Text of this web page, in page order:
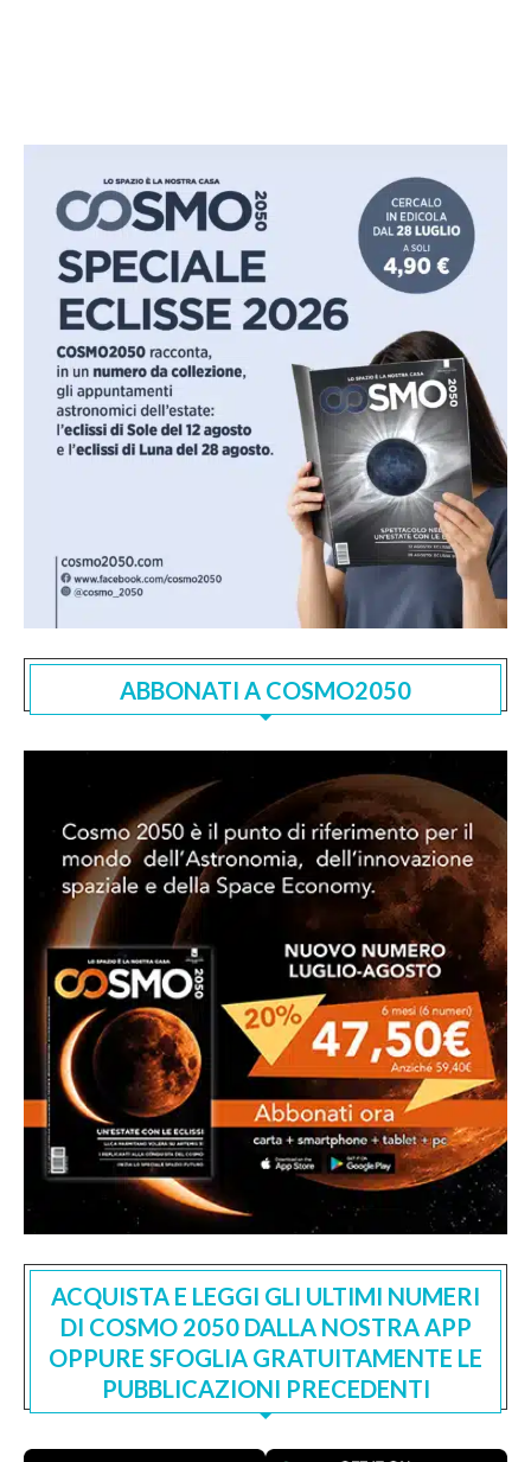
ABBONATI A COSMO2050
ACQUISTA E LEGGI GLI ULTIMI NUMERI
DI COSMO 2050 DALLA NOSTRA APP
OPPURE SFOGLIA GRATUITAMENTE LE
PUBBLICAZIONI PRECEDENTI